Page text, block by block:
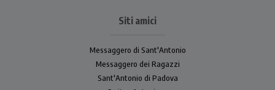
Siti amici
Messaggero di Sant'Antonio
Messaggero dei Ragazzi
Sant'Antonio di Padova